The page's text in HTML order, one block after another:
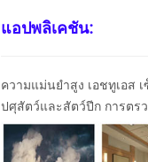
แอปพลิเคชัน:
ความแม่นยำสูง เอชทูเอส
ปศุสัตว์และสัตว์ปีก การตร